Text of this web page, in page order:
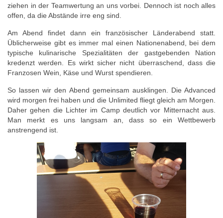
ziehen in der Teamwertung an uns vorbei. Dennoch ist noch alles
offen, da die Abstände irre eng sind.
Am Abend findet dann ein französischer Länderabend statt.
Üblicherweise gibt es immer mal einen Nationenabend, bei dem
typische kulinarische Spezialitäten der gastgebenden Nation
kredenzt werden. Es wirkt sicher nicht überraschend, dass die
Franzosen Wein, Käse und Wurst spendieren.
So lassen wir den Abend gemeinsam ausklingen. Die Advanced
wird morgen frei haben und die Unlimited fliegt gleich am Morgen.
Daher gehen die Lichter im Camp deutlich vor Mitternacht aus.
Man merkt es uns langsam an, dass so ein Wettbewerb
anstrengend ist.